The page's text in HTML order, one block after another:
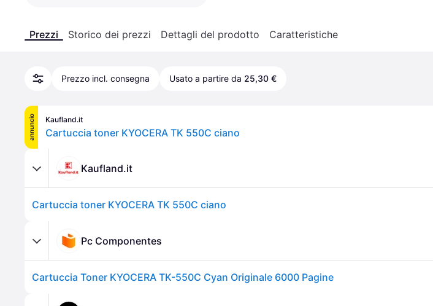
Prezzi Storico dei prezzi Dettagli del prodotto Caratteristiche
Prezzo incl. consegna Usato a partire da 25,30 €
annuncio Kaufland.it
Cartuccia toner KYOCERA TK 550C ciano
Kaufland.it
Cartuccia toner KYOCERA TK 550C ciano
Pc Componentes
Cartuccia Toner KYOCERA TK-550C Cyan Originale 6000 Pagine